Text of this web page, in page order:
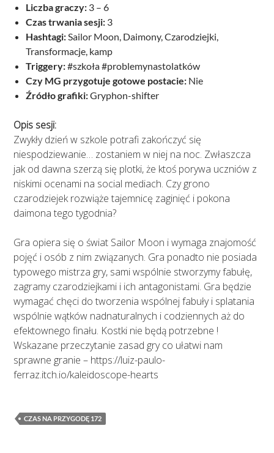
Liczba graczy: 3 – 6
Czas trwania sesji: 3
Hashtagi: Sailor Moon, Daimony, Czarodziejki,
Transformacje, kamp
Triggery:#szkoła #problemynastolatków
Czy MG przygotuje gotowe postacie: Nie
Źródło grafiki:Gryphon-shifter
Opis sesji:
Zwykły dzień w szkole potrafi zakończyć się
niespodziewanie… zostaniem w niej na noc. Zwłaszcza
jak od dawna szerzą się plotki, że ktoś porywa uczniów z
niskimi ocenami na social mediach. Czy grono
czarodziejek rozwiąże tajemnicę zaginięć i pokona
daimona tego tygodnia?
Gra opiera się o świat Sailor Moon i wymaga znajomość
pojęć i osób z nim związanych. Gra ponadto nie posiada
typowego mistrza gry, sami wspólnie stworzymy fabułę,
zagramy czarodziejkami i ich antagonistami. Gra będzie
wymagać chęci do tworzenia wspólnej fabuły i splatania
wspólnie wątków nadnaturalnych i codziennych aż do
efektownego finału. Kostki nie będą potrzebne !
Wskazane przeczytanie zasad gry co ułatwi nam
sprawne granie – https://luiz-paulo-
ferraz.itch.io/kaleidoscope-hearts
CZAS NA PRZYGODĘ 172